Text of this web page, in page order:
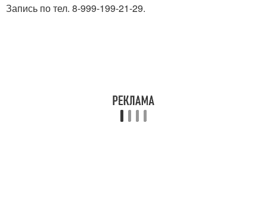
Запись по тел. 8-999-199-21-29.